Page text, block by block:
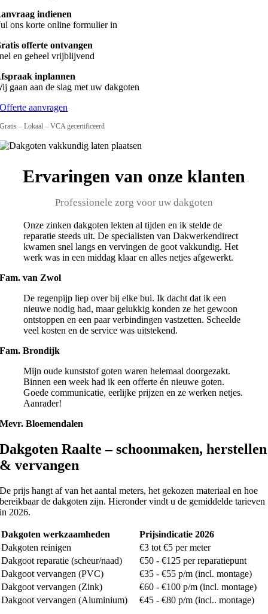
indienen
ons korte online formulier in
offerte ontvangen
en geheel vrijblijvend
inplannen
gaan aan de slag met uw dakgoten
Offerte aanvragen
Gratis – Lokaal – VCA gecertificeerd
Ervaringen van onze klanten
Professionele zorg voor uw dakgoten
Onze zinken dakgoten lekten al tijden en ik stelde de
reparatie steeds uit. De specialisten van Dakwerkendirect
kwamen snel langs en vervingen de goot vakkundig. Het
werk was in een middag klaar en alles netjes afgewerkt.
Fam. van Zwol
De regenpijp liep over bij elke bui. Ik dacht dat ik een
nieuwe nodig had, maar gelukkig konden ze het gewoon
ontstoppen en een paar verbindingen vastzetten. Scheelde
veel kosten en de service was uitstekend.
Fam. Brondijk
Mijn oude kunststof goten waren helemaal doorgezakt.
Binnen een week had ik een offerte én nieuwe goten.
Goede communicatie, eerlijke prijzen en ze werken netjes.
Aanrader!
Mevr. Bloemendalen
Dakgoten Raalte – schoonmaken, herstellen
& vervangen
De prijs hangt af van het aantal meters, het gekozen materiaal en hoe
bereikbaar de dakgoten zijn. Hieronder vindt u de gemiddelde tarieven
in 2026.
Dakgoten werkzaamheden
Prijsindicatie 2026
Dakgoten reinigen
€3 tot €5 per meter
Dakgoot reparatie (scheur/naad)
€50 - €125 per reparatiepunt
Dakgoot vervangen (PVC)
€35 - €55 p/m (incl. montage)
Dakgoot vervangen (Zink)
€60 - €100 p/m (incl. montage)
Dakgoot vervangen (Aluminium)
€45 - €80 p/m (incl.. montage)